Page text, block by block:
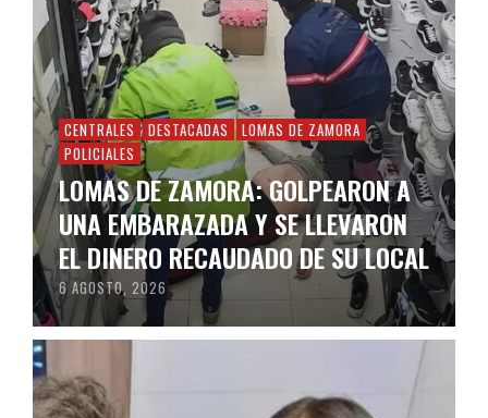
CENTRALES DESTACADAS
LOMAS DE ZAMORA
POLICIALES
LOMAS DE ZAMORA: GOLPEARON A
UNA EMBARAZADA Y SE LLEVARON
EL DINERO RECAUDADO DE SU LOCAL
6 AGOSTO, 2026